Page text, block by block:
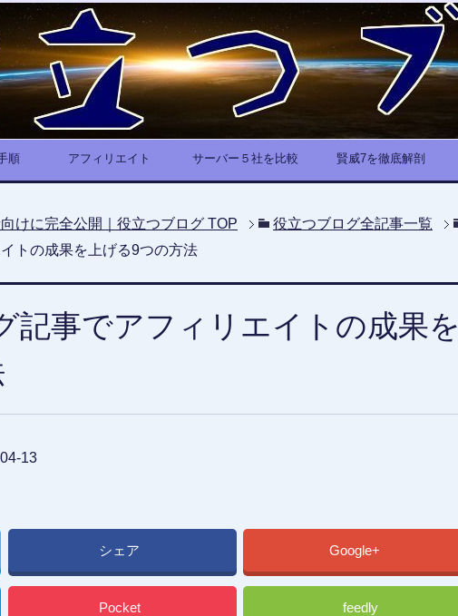
順 アフィリエイト サーバー５社を比較 賢威7を徹底解剖
けに完全公開｜役立つブログ TOP 役立つブログ全記事一覧
トの成果を上げる9つの方法
記事でアフィリエイトの成果を
13
シェア Google+
Pocket feedly